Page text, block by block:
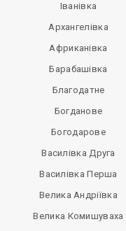
Іванівка
Архангелівка
Африканівка
Барабашівка
Благодатне
Богданове
Богодарове
Василівка Друга
Василівка Перша
Велика Андріївка
Велика Комишуваха